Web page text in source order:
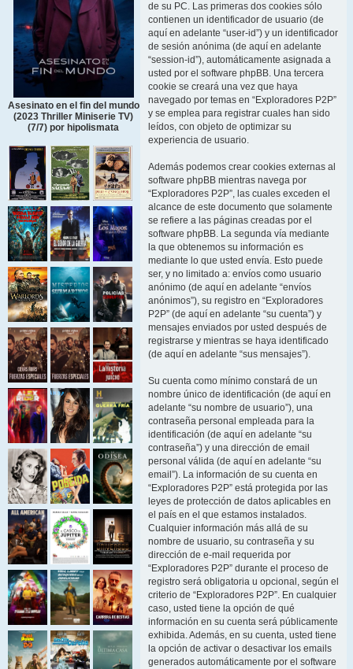
Asesinato en el fin del mundo
(2023 Thriller Miniserie TV)
(7/7) por hipolismata
de su PC. Las primeras dos cookies sólo
contienen un identificador de usuario (de
aquí en adelante “user-id”) y un identificador
de sesión anónima (de aquí en adelante
“session-id”), automáticamente asignada a
usted por el software phpBB. Una tercera
cookie se creará una vez que haya
navegado por temas en “Exploradores P2P”
y se emplea para registrar cuales han sido
leídos, con objeto de optimizar su
experiencia de usuario.
Además podemos crear cookies externas al
software phpBB mientras navega por
“Exploradores P2P”, las cuales exceden el
alcance de este documento que solamente
se refiere a las páginas creadas por el
software phpBB. La segunda vía mediante
la que obtenemos su información es
mediante lo que usted envía. Esto puede
ser, y no limitado a: envíos como usuario
anónimo (de aquí en adelante “envíos
anónimos”), su registro en “Exploradores
P2P” (de aquí en adelante “su cuenta”) y
mensajes enviados por usted después de
registrarse y mientras se haya identificado
(de aquí en adelante “sus mensajes”).
Su cuenta como mínimo constará de un
nombre único de identificación (de aquí en
adelante “su nombre de usuario”), una
contraseña personal empleada para la
identificación (de aquí en adelante “su
contraseña”) y una dirección de email
personal válida (de aquí en adelante “su
email”). La información de su cuenta en
“Exploradores P2P” está protegida por las
leyes de protección de datos aplicables en
el país en el que estamos instalados.
Cualquier información más allá de su
nombre de usuario, su contraseña y su
dirección de e-mail requerida por
“Exploradores P2P” durante el proceso de
registro será obligatoria u opcional, según el
criterio de “Exploradores P2P”. En cualquier
caso, usted tiene la opción de qué
información en su cuenta será públicamente
exhibida. Además, en su cuenta, usted tiene
la opción de activar o desactivar los emails
generados automáticamente por el software